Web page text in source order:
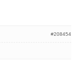
#208454